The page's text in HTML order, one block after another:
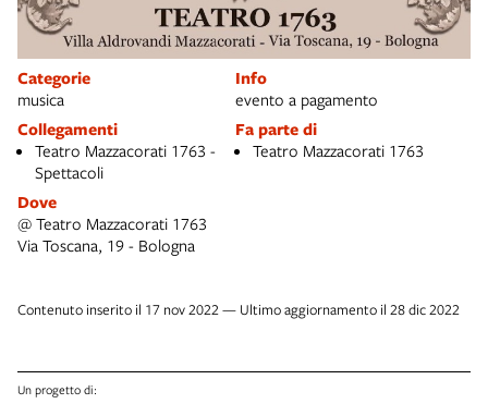
Categorie
musica
Info
evento a pagamento
Collegamenti
Teatro Mazzacorati 1763 -
Spettacoli
Fa parte di
Teatro Mazzacorati 1763
Dove
@ Teatro Mazzacorati 1763
Via Toscana, 19 - Bologna
Contenuto inserito il 17 nov 2022 — Ultimo aggiornamento il 28 dic 2022
Un progetto di: